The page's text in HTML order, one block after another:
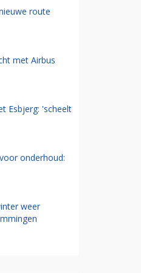
route
met Airbus
Esbjerg: 'scheelt
onderhoud:
weer